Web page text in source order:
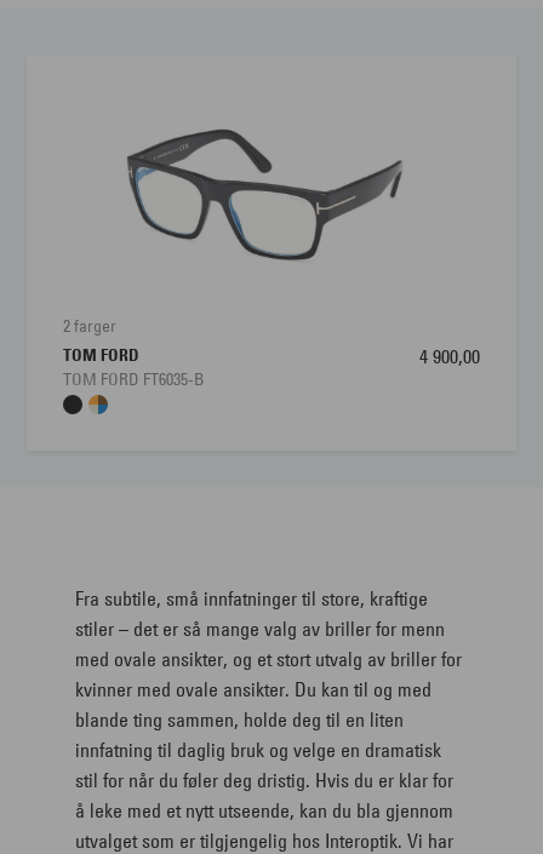
2 farger
TOM FORD
TOM FORD FT6035-B
4 900,00
Fra subtile, små innfatninger til store, kraftige
stiler – det er så mange valg av briller for menn
med ovale ansikter, og et stort utvalg av briller for
kvinner med ovale ansikter. Du kan til og med
blande ting sammen, holde deg til en liten
innfatning til daglig bruk og velge en dramatisk
stil for når du føler deg dristig. Hvis du er klar for
å leke med et nytt utseende, kan du bla gjennom
utvalget som er tilgjengelig hos Interoptik. Vi har